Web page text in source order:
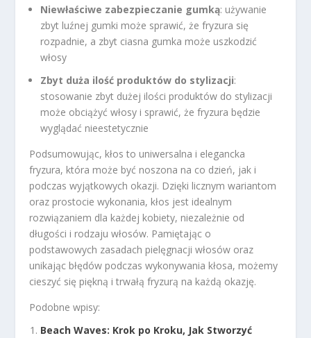
Niewłaściwe zabezpieczanie gumką: używanie
zbyt luźnej gumki może sprawić, że fryzura się
rozpadnie, a zbyt ciasna gumka może uszkodzić
włosy
Zbyt duża ilość produktów do stylizacji:
stosowanie zbyt dużej ilości produktów do stylizacji
może obciążyć włosy i sprawić, że fryzura będzie
wyglądać nieestetycznie
Podsumowując, kłos to uniwersalna i elegancka
fryzura, która może być noszona na co dzień, jak i
podczas wyjątkowych okazji. Dzięki licznym wariantom
oraz prostocie wykonania, kłos jest idealnym
rozwiązaniem dla każdej kobiety, niezależnie od
długości i rodzaju włosów. Pamiętając o
podstawowych zasadach pielęgnacji włosów oraz
unikając błędów podczas wykonywania kłosa, możemy
cieszyć się piękną i trwałą fryzurą na każdą okazję.
Podobne wpisy:
Beach Waves: Krok po Kroku, Jak Stworzyć